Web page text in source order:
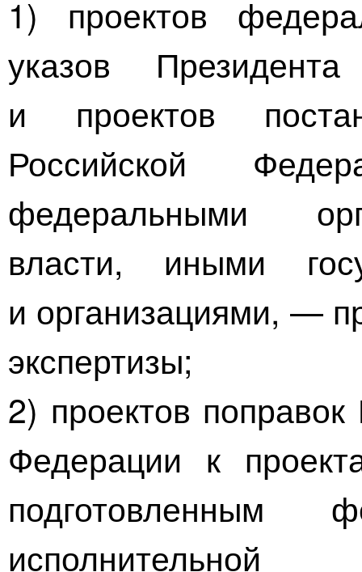
1) проектов
указов
и проектов
Российской
федеральными
власти, иными
и организациями, —
экспертизы;
2) проектов
Федерации к
подготовленным